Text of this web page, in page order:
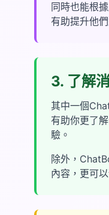
同時也能根
有助提升他
3. 了解
其中一個
有助你更了
驗。
除外，
內容，更可